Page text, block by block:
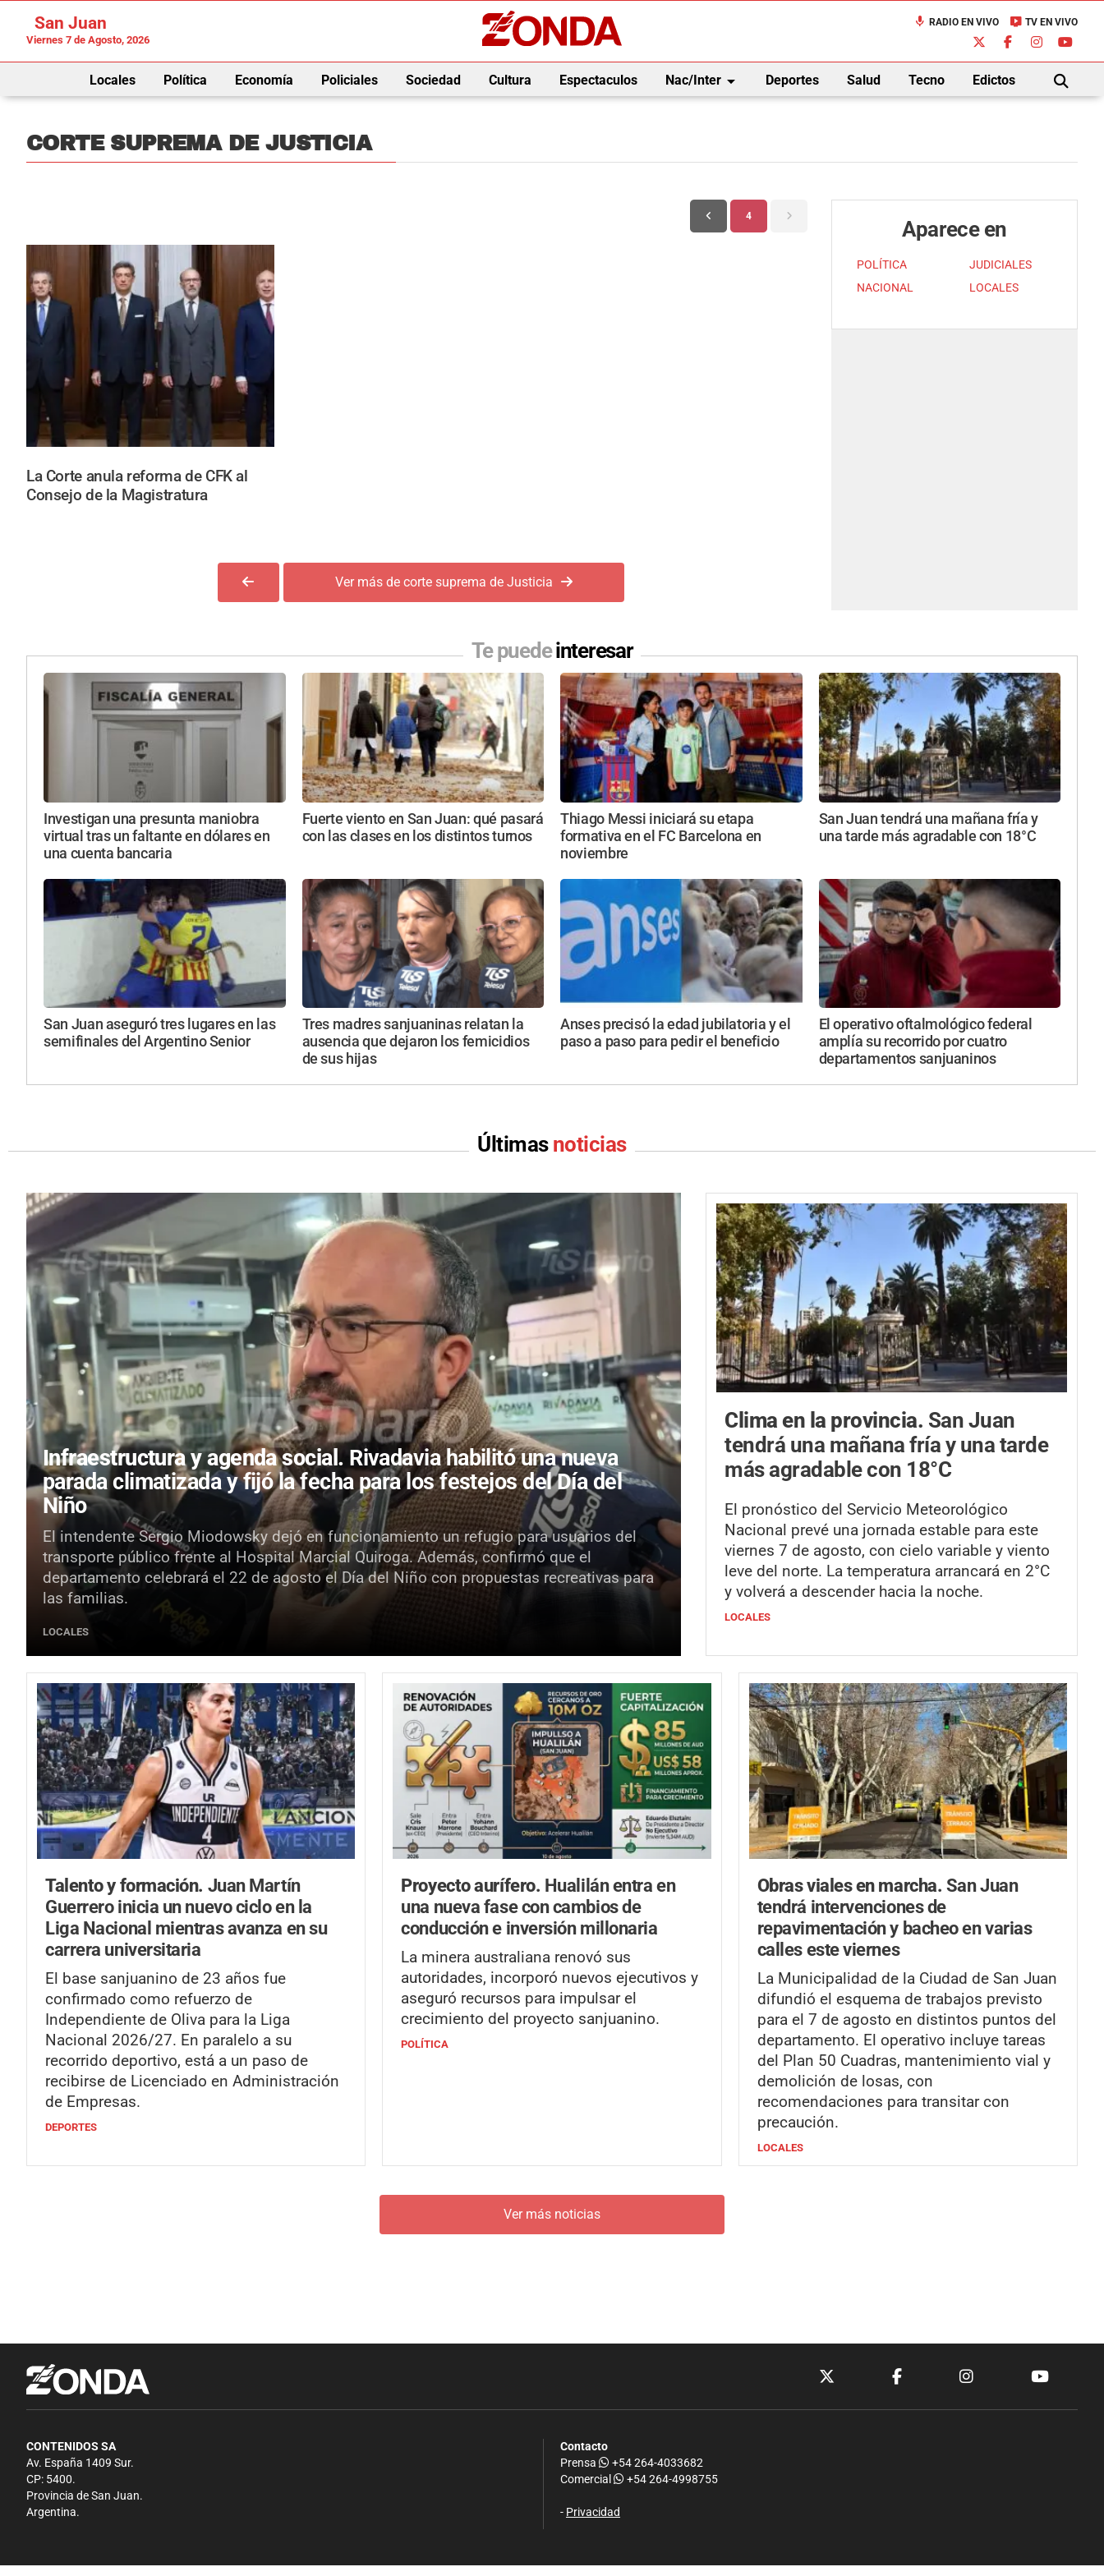
San Juan
Viernes 7 de Agosto, 2026
mic RADIO EN VIVO live_tv TV EN VIVO
Locales Política Economía Policiales Sociedad Cultura Espectaculos Nac/Interarrow_drop_down Deportes Salud Tecno Edictos
BUSCAR
CORTE SUPREMA DE JUSTICIA
4
La Corte anula reforma de CFK al
Consejo de la Magistratura
Ver más de corte suprema de Justicia
Aparece en
POLÍTICA
NACIONAL
JUDICIALES
LOCALES
Te puedeinteresar
Investigan una presunta maniobra
virtual tras un faltante en dólares en
una cuenta bancaria
Fuerte viento en San Juan: qué pasará
con las clases en los distintos turnos
Thiago Messi iniciará su etapa
formativa en el FC Barcelona en
noviembre
San Juan tendrá una mañana fría y
una tarde más agradable con 18°C
San Juan aseguró tres lugares en las
semifinales del Argentino Senior
Tres madres sanjuaninas relatan la
ausencia que dejaron los femicidios
de sus hijas
Anses precisó la edad jubilatoria y el
paso a paso para pedir el beneficio
El operativo oftalmológico federal
amplía su recorrido por cuatro
departamentos sanjuaninos
Últimas noticias
Infraestructura y agenda social. Rivadavia habilitó una nueva
parada climatizada y fijó la fecha para los festejos del Día del
Niño
El intendente Sergio Miodowsky dejó en funcionamiento un refugio para usuarios del
transporte público frente al Hospital Marcial Quiroga. Además, confirmó que el
departamento celebrará el 22 de agosto el Día del Niño con propuestas recreativas para
las familias.
LOCALES
Clima en la provincia. San Juan
tendrá una mañana fría y una tarde
más agradable con 18°C
El pronóstico del Servicio Meteorológico
Nacional prevé una jornada estable para este
viernes 7 de agosto, con cielo variable y viento
leve del norte. La temperatura arrancará en 2°C
y volverá a descender hacia la noche.
LOCALES
Talento y formación. Juan Martín
Guerrero inicia un nuevo ciclo en la
Liga Nacional mientras avanza en su
carrera universitaria
El base sanjuanino de 23 años fue
confirmado como refuerzo de
Independiente de Oliva para la Liga
Nacional 2026/27. En paralelo a su
recorrido deportivo, está a un paso de
recibirse de Licenciado en Administración
de Empresas.
DEPORTES
Proyecto aurífero. Hualilán entra en
una nueva fase con cambios de
conducción e inversión millonaria
La minera australiana renovó sus
autoridades, incorporó nuevos ejecutivos y
aseguró recursos para impulsar el
crecimiento del proyecto sanjuanino.
POLÍTICA
Obras viales en marcha. San Juan
tendrá intervenciones de
repavimentación y bacheo en varias
calles este viernes
La Municipalidad de la Ciudad de San Juan
difundió el esquema de trabajos previsto
para el 7 de agosto en distintos puntos del
departamento. El operativo incluye tareas
del Plan 50 Cuadras, mantenimiento vial y
demolición de losas, con
recomendaciones para transitar con
precaución.
LOCALES
Ver más noticias
CONTENIDOS SA
Av. España 1409 Sur.
CP: 5400.
Provincia de San Juan.
Argentina.
Contacto
Prensa
+54 264-4033682
Comercial
+54 264-4998755
- Privacidad